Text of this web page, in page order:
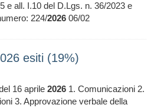
e all. I.10 del D.Lgs. n. 36/2023 e
224/2026 06/02
esiti (19%)
16 aprile 2026 1. Comunicazioni 2.
3. Approvazione verbale della